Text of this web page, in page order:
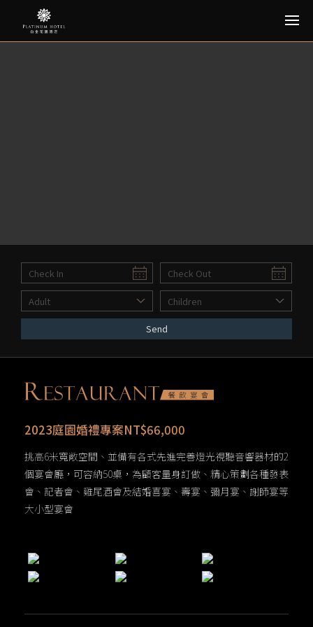
Send
2023庭園婚禮專案NT$66,000
挑高6米寬敞空間、並備有各式先進完善燈光視聽音響器材的2
個宴會廳，可容納50桌，為顧客量身訂做、精心策劃各種發表
會、記者會、雞尾酒會及結婚喜宴、壽宴、彌月宴、謝師宴等
大小型宴會